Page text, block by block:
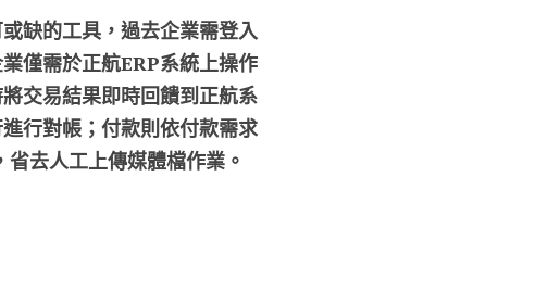
缺的工具，過去企業需登入
僅需於正航ERP系統上操作
交易結果即時回饋到正航系
行對帳；付款則依付款需求
去人工上傳媒體檔作業。